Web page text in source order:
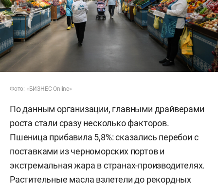
Фото: «БИЗНЕС Online»
По данным организации, главными драйверами
роста стали сразу несколько факторов.
Пшеница прибавила 5,8%: сказались перебои с
поставками из черноморских портов и
экстремальная жара в странах-производителях.
Растительные масла взлетели до рекордных